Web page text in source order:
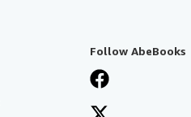
Follow AbeBooks